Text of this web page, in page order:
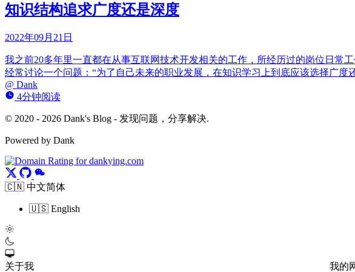
知识结构追求广度还是深度
2022年09月21日
我之前20多年里一直都在从事互联网技术开发相关的工作，所经历过的岗位日常
经常讨论一个问题：“为了自己未来的职业发展，在知识学习上到底应该选择广度
@ Dank
4分钟阅读
© 2020 - 2026 Dank's Blog - 发现问题，分享解决.
Powered by Dank
🇨🇳 中文简体
🇺🇸 English
关于我 我的